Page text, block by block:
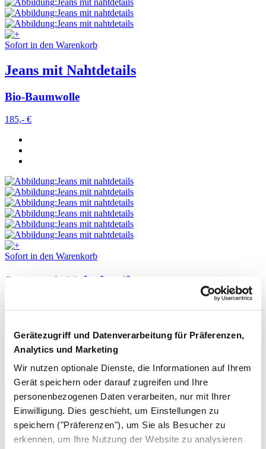
Gerätezugriff und Datenverarbeitung für Präferenzen,
Analytics und Marketing
Wir nutzen optionale Dienste, die Informationen auf Ihrem
Gerät speichern oder darauf zugreifen und Ihre
personenbezogenen Daten verarbeiten, nur mit Ihrer
Einwilligung. Dies geschieht, um Einstellungen zu
speichern ("Präferenzen"), um Sie als Besucher zu
erkennen, um Ihre Nutzung der Website zu analysieren
Sofort in den Warenkorb
Jeans mit Nahtdetails
Bio-Baumwolle
185,- €
Sofort in den Warenkorb
Jeans mit Nahtdetails
Bio-Baumwolle
185,- €